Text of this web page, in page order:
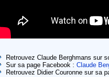
Retrouvez Claude Berghmans sur
Sur sa page Facebook : Claude
Retrouvez Didier Couronne sur sa